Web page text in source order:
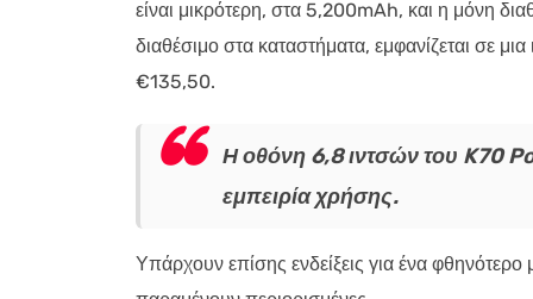
είναι μικρότερη, στα 5,200mAh, και η μόνη
διαθέσιμο στα καταστήματα, εμφανίζεται σε
€135,50.
Η οθόνη 6,8 ιντσών του K70
εμπειρία χρήσης.
Υπάρχουν επίσης ενδείξεις για ένα